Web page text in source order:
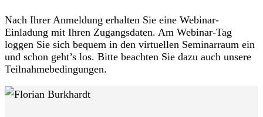
Nach Ihrer Anmeldung erhalten Sie eine Webinar-
Einladung mit Ihren Zugangsdaten. Am Webinar-Tag
loggen Sie sich bequem in den virtuellen Seminarraum ein
und schon geht’s los. Bitte beachten Sie dazu auch unsere
Teilnahmebedingungen.